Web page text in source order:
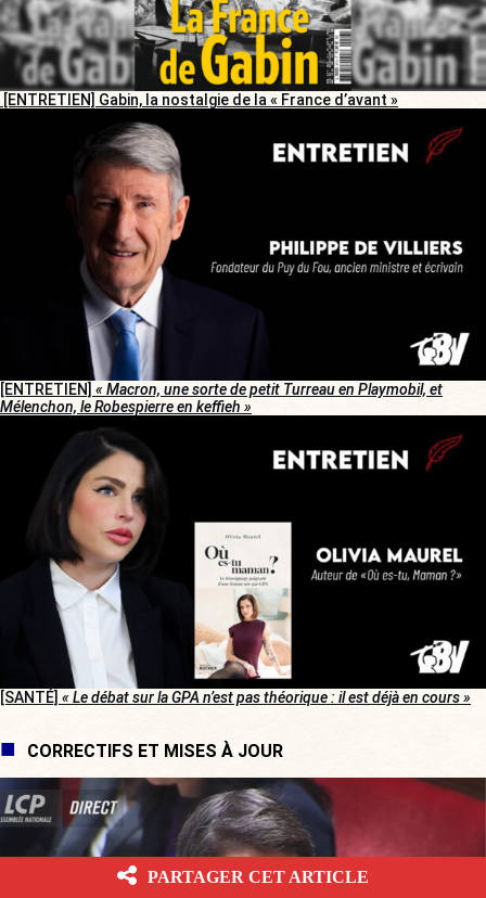
[ENTRETIEN] Gabin, la nostalgie de la « France d’avant »
[ENTRETIEN] « Macron, une sorte de petit Turreau en Playmobil, et
Mélenchon, le Robespierre en keffieh »
[SANTÉ] « Le débat sur la GPA n’est pas théorique : il est déjà en cours »
CORRECTIFS ET MISES À JOUR
PARTAGER CET ARTICLE